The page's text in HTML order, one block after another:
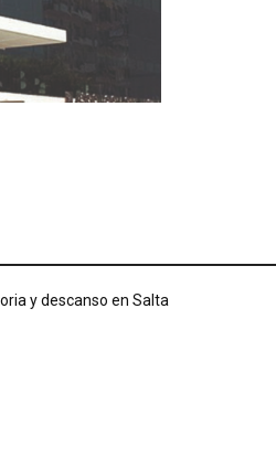
y descanso en Salta